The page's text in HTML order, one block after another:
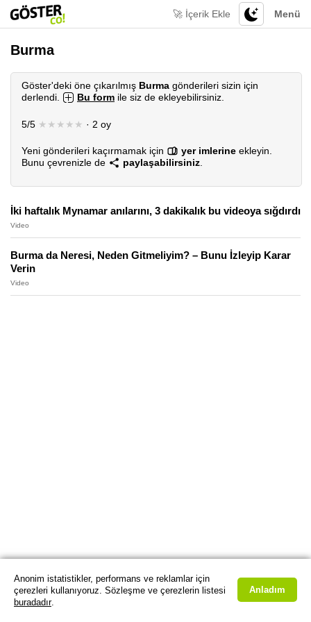
Menü
🚀 İçerik Ekle
Burma
Göster'deki öne çıkarılmış Burma gönderileri sizin için
derlendi.
Bu form ile siz de ekleyebilirsiniz.
5/5 ★★★★★ · 2 oy
Yeni gönderileri kaçırmamak için yer imlerine ekleyin.
Bunu çevrenizle de
paylaşabilirsiniz
İki haftalık Mynamar anılarını, 3 dakikalık bu videoya sığdırdı
Video
Burma da Neresi, Neden Gitmeliyim? – Bunu İzleyip Karar
Verin
Video
Anonim istatistikler, performans ve reklamlar için
çerezleri kullanıyoruz. Sözleşme ve çerezlerin listesi
buradadır.
Anladım